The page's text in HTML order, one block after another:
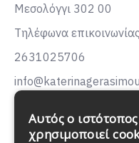
Μεσολόγγι 302 00
Τηλέφωνα επικοινωνίας
2631025706
GERASIMOU
FASHION
Αυτός ο ιστότοπος
χρησιμοποιεί